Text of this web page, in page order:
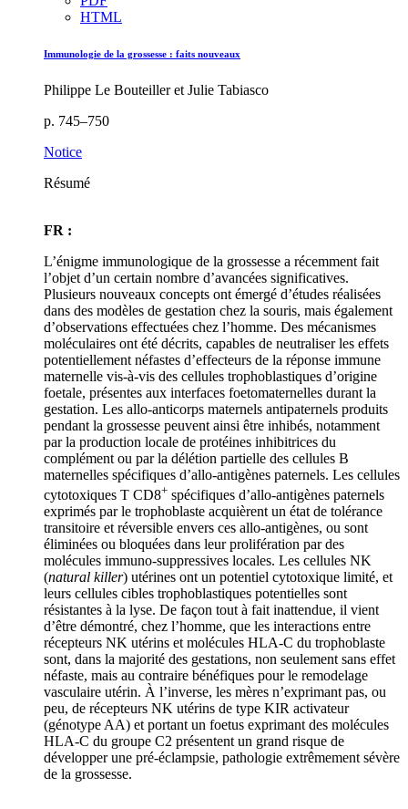
HTML
Immunologie de la grossesse : faits nouveaux
Philippe Le Bouteiller et Julie Tabiasco
p. 745–750
Notice
Résumé
FR :
L’énigme immunologique de la grossesse a récemment fait
l’objet d’un certain nombre d’avancées significatives.
Plusieurs nouveaux concepts ont émergé d’études réalisées
dans des modèles de gestation chez la souris, mais également
d’observations effectuées chez l’homme. Des mécanismes
moléculaires ont été décrits, capables de neutraliser les effets
potentiellement néfastes d’effecteurs de la réponse immune
maternelle vis-à-vis des cellules trophoblastiques d’origine
foetale, présentes aux interfaces foetomaternelles durant la
gestation. Les allo-anticorps maternels antipaternels produits
pendant la grossesse peuvent ainsi être inhibés, notamment
par la production locale de protéines inhibitrices du
complément ou par la délétion partielle des cellules B
maternelles spécifiques d’allo-antigènes paternels. Les cellules
cytotoxiques T CD8+ spécifiques d’allo-antigènes paternels
exprimés par le trophoblaste acquièrent un état de tolérance
transitoire et réversible envers ces allo-antigènes, ou sont
éliminées ou bloquées dans leur prolifération par des
molécules immuno-suppressives locales. Les cellules NK
(natural killer) utérines ont un potentiel cytotoxique limité, et
leurs cellules cibles trophoblastiques potentielles sont
résistantes à la lyse. De façon tout à fait inattendue, il vient
d’être démontré, chez l’homme, que les interactions entre
récepteurs NK utérins et molécules HLA-C du trophoblaste
sont, dans la majorité des gestations, non seulement sans effet
néfaste, mais au contraire bénéfiques pour le remodelage
vasculaire utérin. À l’inverse, les mères n’exprimant pas, ou
peu, de récepteurs NK utérins de type KIR activateur
(génotype AA) et portant un foetus exprimant des molécules
HLA-C du groupe C2 présentent un grand risque de
développer une pré-éclampsie, pathologie extrêmement sévère
de la grossesse.